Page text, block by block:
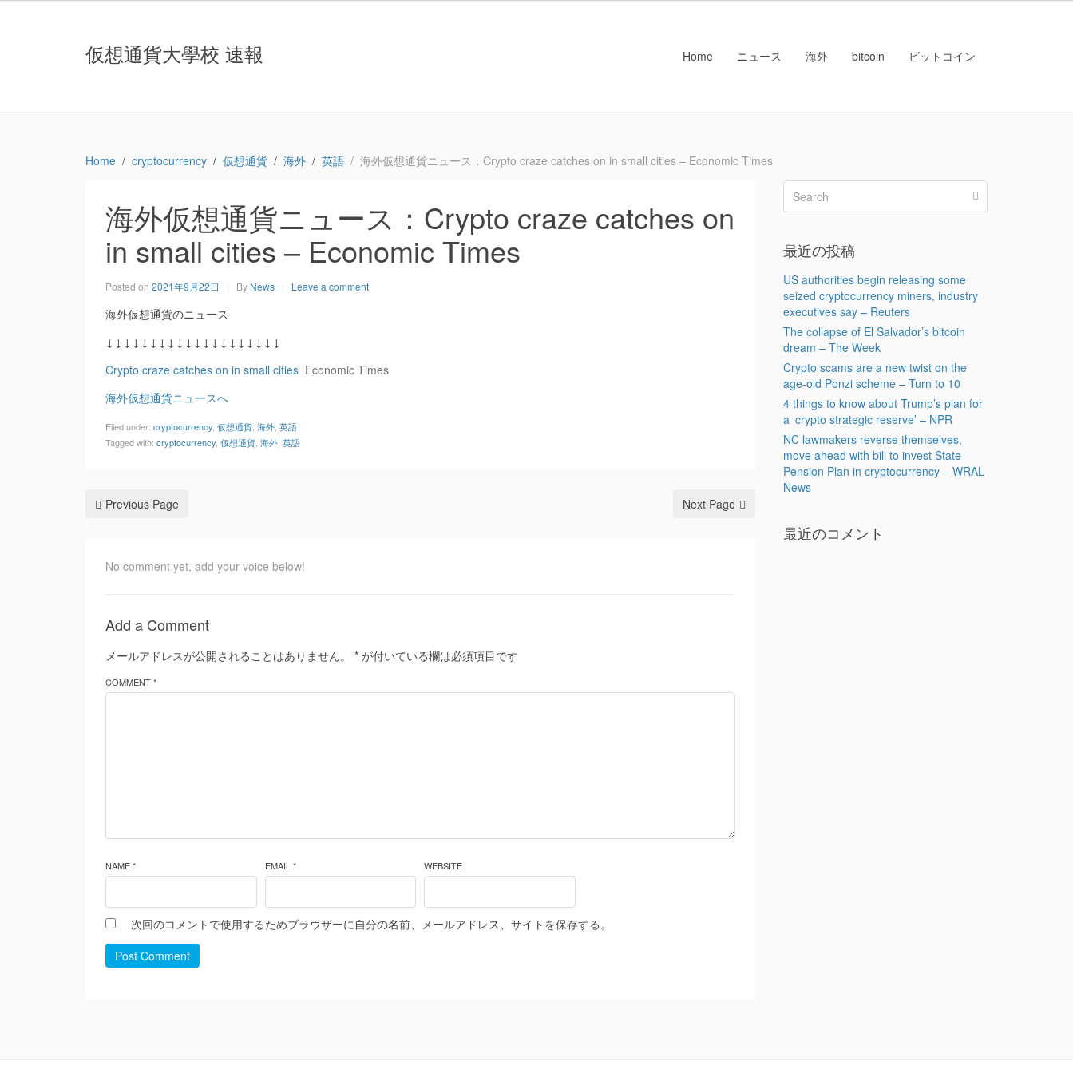
仮想通貨大學校 速報 Home ニュース 海外 bitcoin ビットコイン
Home cryptocurrency 仮想通貨 海外 英語 海外仮想通貨ニュース：Crypto craze catches on in small cities – Economic Times
海外仮想通貨ニュース：Crypto craze catches on
in small cities – Economic Times
Posted on 2021年9月22日 By News Leave a comment
海外仮想通貨のニュース
↓↓↓↓↓↓↓↓↓↓↓↓↓↓↓↓↓↓↓↓
Crypto craze catches on in small cities Economic Times
海外仮想通貨ニュースへ
Filed under: cryptocurrency 仮想通貨 海外 英語
Tagged with: cryptocurrency 仮想通貨 海外 英語
Previous Page Next Page
No comment yet, add your voice below!
Add a Comment
メールアドレスが公開されることはありません。 * が付いている欄は必須項目です
COMMENT *
NAME * EMAIL * WEBSITE
次回のコメントで使用するためブラウザーに自分の名前、メールアドレス、サイトを保存する。
Post Comment
最近の投稿
US authorities begin releasing some
seized cryptocurrency miners, industry
executives say – Reuters
The collapse of El Salvador’s bitcoin
dream – The Week
Crypto scams are a new twist on the
age-old Ponzi scheme – Turn to 10
4 things to know about Trump’s plan for
a ‘crypto strategic reserve’ – NPR
NC lawmakers reverse themselves,
move ahead with bill to invest State
Pension Plan in cryptocurrency – WRAL
News
最近のコメント